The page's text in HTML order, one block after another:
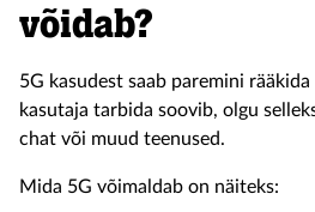
võidab?
5G kasudest saab paremini
kasutaja tarbida soovib, olgu
chat või muud teenused.
Mida 5G võimaldab on näiteks: